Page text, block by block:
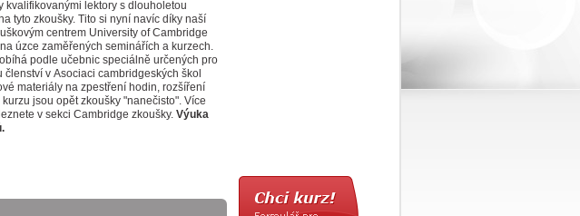
lektory s dlouholetou
tyto zkoušky. Tito si nyní navíc díky naší
centrem University of Cambridge
úzce zaměřených seminářích a kurzech.
podle učebnic speciálně určených pro
v Asociaci cambridgeských škol
materiály na zpestření hodin, rozšíření
jsou opět zkoušky "nanečisto". Více
v sekci Cambridge zkoušky. Výuka